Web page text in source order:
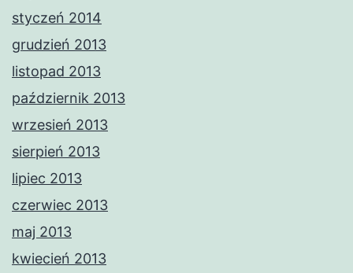
styczeń 2014
grudzień 2013
listopad 2013
październik 2013
wrzesień 2013
sierpień 2013
lipiec 2013
czerwiec 2013
maj 2013
kwiecień 2013